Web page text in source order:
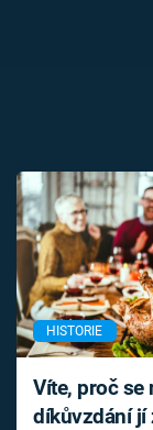
HISTORIE
Víte, proč se
díkůvzdání jí